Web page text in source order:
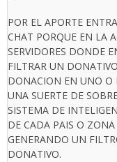
POR EL APORTE
CHAT PORQUE EN LA
SERVIDORES DONDE
FILTRAR UN
DONACION EN UNO O
UNA SUERTE DE
SISTEMA DE
DE CADA PAIS O
GENERANDO UN
DONATIVO.